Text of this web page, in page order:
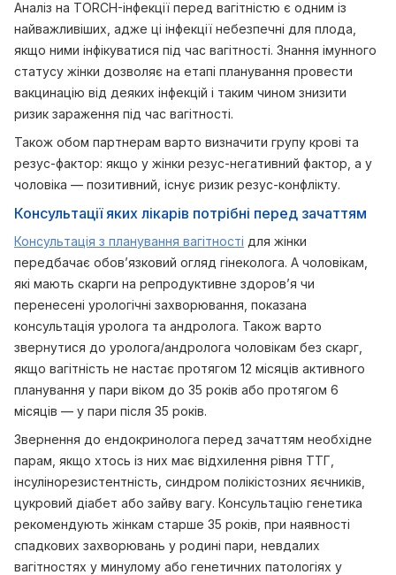
Аналіз на TORCH-інфекції перед вагітністю є одним із
найважливіших, адже ці інфекції небезпечні для плода,
якщо ними інфікуватися під час вагітності. Знання імунного
статусу жінки дозволяє на етапі планування провести
вакцинацію від деяких інфекцій і таким чином знизити
ризик зараження під час вагітності.
Також обом партнерам варто визначити групу крові та
резус-фактор: якщо у жінки резус-негативний фактор, а у
чоловіка — позитивний, існує ризик резус-конфлікту.
Консультації яких лікарів потрібні перед зачаттям
Консультація з планування вагітності для жінки
передбачає обов’язковий огляд гінеколога. А чоловікам,
які мають скарги на репродуктивне здоров’я чи
перенесені урологічні захворювання, показана
консультація уролога та андролога. Також варто
звернутися до уролога/андролога чоловікам без скарг,
якщо вагітність не настає протягом 12 місяців активного
планування у пари віком до 35 років або протягом 6
місяців — у пари після 35 років.
Звернення до ендокринолога перед зачаттям необхідне
парам, якщо хтось із них має відхилення рівня ТТГ,
інсулінорезистентність, синдром полікістозних яєчників,
цукровий діабет або зайву вагу. Консультацію генетика
рекомендують жінкам старше 35 років, при наявності
спадкових захворювань у родині пари, невдалих
вагітностях у минулому або генетичних патологіях у